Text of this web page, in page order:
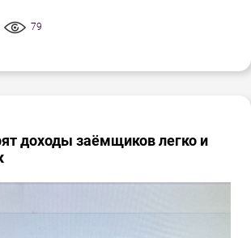
79
доходы заёмщиков легко и